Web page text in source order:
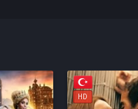
HD